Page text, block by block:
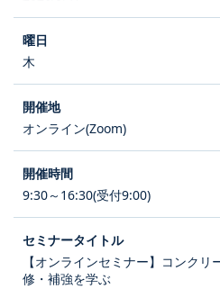
木
オンライン(Zoom)
9:30～16:30(受付9:00)
【オンラインセミナー】コンク
修・補強を学ぶ